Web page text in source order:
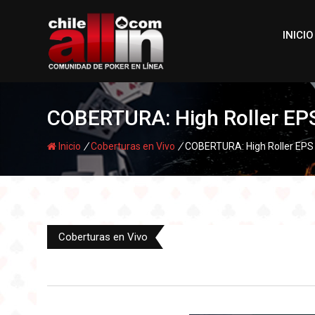
INICIO
COBERTURA: High Roller
Inicio /Coberturas en Vivo /COBERTURA: High Roller
Coberturas en Vivo